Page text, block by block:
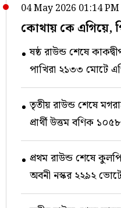
04 May 2026 01:14
কোথায় কে এগিয়ে,
ষষ্ঠ রাউন্ড শেষে
পাখিরা ২১৩৩ মোটে
তৃতীয় রাউন্ড শেষে
প্রার্থী উত্তম বণিক
প্রথম রাউন্ড শেষে কুলপি
অবনী নস্কর ২২৯২